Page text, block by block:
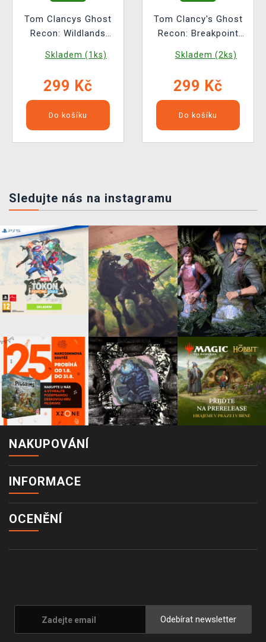
Tom Clancys Ghost
Recon: Wildlands
Skladem (1ks)
299 Kč
Do košíku
Tom Clancy's Ghost
Recon: Breakpoint
Skladem (2ks)
299 Kč
Do košíku
Sledujte nás na instagramu
NAKUPOVÁNÍ
INFORMACE
OCENĚNÍ
Odebírat newsletter